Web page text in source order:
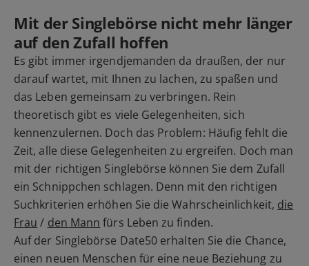
Mit der Singlebörse nicht mehr länger
auf den Zufall hoffen
Es gibt immer irgendjemanden da draußen, der nur
darauf wartet, mit Ihnen zu lachen, zu spaßen und
das Leben gemeinsam zu verbringen. Rein
theoretisch gibt es viele Gelegenheiten, sich
kennenzulernen. Doch das Problem: Häufig fehlt die
Zeit, alle diese Gelegenheiten zu ergreifen. Doch man
mit der richtigen Singlebörse können Sie dem Zufall
ein Schnippchen schlagen. Denn mit den richtigen
Suchkriterien erhöhen Sie die Wahrscheinlichkeit, die
Frau / den Mann fürs Leben zu finden.
Auf der Singlebörse Date50 erhalten Sie die Chance,
einen neuen Menschen für eine neue Beziehung zu